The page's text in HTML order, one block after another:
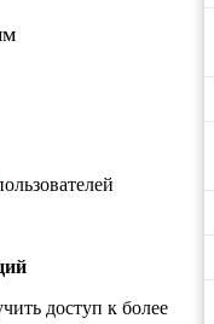
доступ к более